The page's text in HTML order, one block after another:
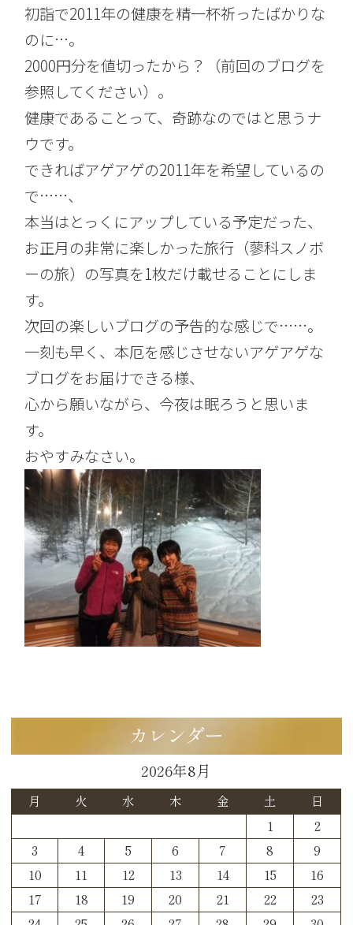
初詣で2011年の健康を精一杯祈ったばかりな
のに…。
2000円分を値切ったから？（前回のブログを
参照してください）。
健康であることって、奇跡なのではと思うナ
ウです。
できればアゲアゲの2011年を希望しているの
で……、
本当はとっくにアップしている予定だった、
お正月の非常に楽しかった旅行（蓼科スノボ
ーの旅）の写真を1枚だけ載せることにしま
す。
次回の楽しいブログの予告的な感じで……。
一刻も早く、本厄を感じさせないアゲアゲな
ブログをお届けできる様、
心から願いながら、今夜は眠ろうと思いま
す。
おやすみなさい。
カレンダー
2026年8月
月 火 水 木 金 土 日
1
2
3
4 5 6 7 8
9
10
11 12 13 14 15
16
17
18 19 20 21 22
23